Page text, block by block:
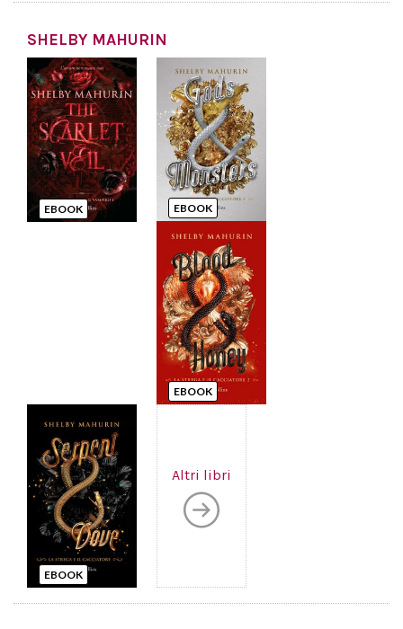
SHELBY MAHURIN
EBOOK EBOOK
EBOOK
EBOOK
Altri libri